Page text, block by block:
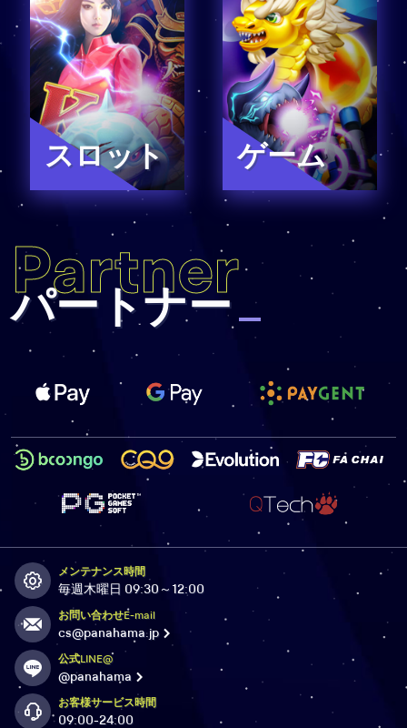
スロット
Slot
ゲーム
Arcade
Partner
パートナー
メンテナンス時間
毎週木曜日 09:30～12:00
お問い合わせE-mail
cs@panahama.jp
公式LINE@
@panahama
お客様サービス時間
09:00-24:00